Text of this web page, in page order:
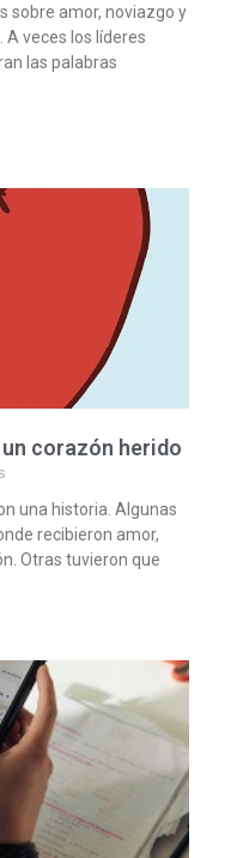
sobre amor, noviazgo y
A veces los líderes
las palabras
corazón herido
una historia. Algunas
recibieron amor,
Otras tuvieron que